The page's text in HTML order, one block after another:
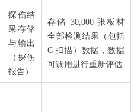
探伤结
果存储
与输出
（探伤
报告）
存储 30,000 张板材
全部检测结果（包括
C 扫描）数据，数据
可调用进行重新评估